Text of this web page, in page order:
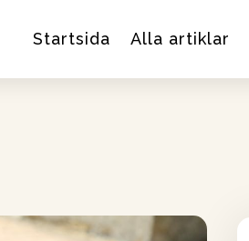
Startsida Alla artiklar